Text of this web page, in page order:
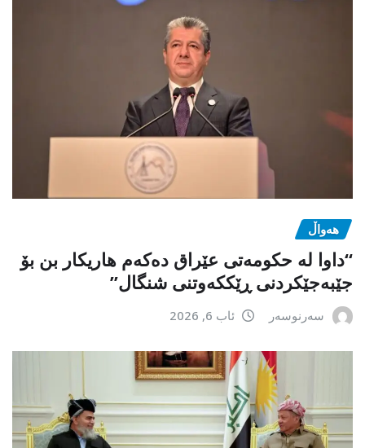
هەواڵ
“داوا لە حكومەتی عێراق دەكەم هاریكار بن بۆ
جێبەجێكردنی ڕێككەوتنی شنگال”
سەرنوسەر ئاب 6, 2026